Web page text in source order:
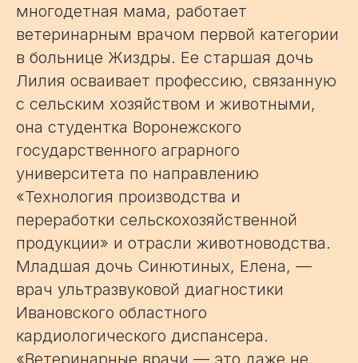
многодетная мама, работает
ветеринарным врачом первой категории
в больнице Жиздры. Ее старшая дочь
Лилия осваивает профессию, связанную
с сельским хозяйством и животными,
она студентка Воронежского
государственного аграрного
университета по направлению
«Технология производства и
переработки сельскохозяйственной
продукции» и отрасли животноводства.
Младшая дочь Синютиных, Елена, —
врач ультразвуковой диагностики
Ивановского областного
кардиологического диспансера.
«Ветеринарные врачи — это даже не